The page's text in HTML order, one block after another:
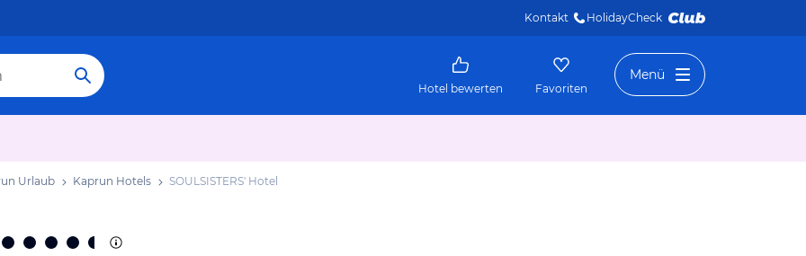
Kontakt HolidayCheck
Hotel bewerten Favoriten
Menü
Urlaub Kaprun Hotels SOULSISTERS' Hotel